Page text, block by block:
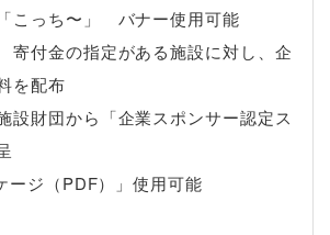
こっち〜」 バナー使用可能
寄付金の指定がある施設に対し、企
を配布
設財団から「企業スポンサー認定ス
ージ（PDF）」使用可能